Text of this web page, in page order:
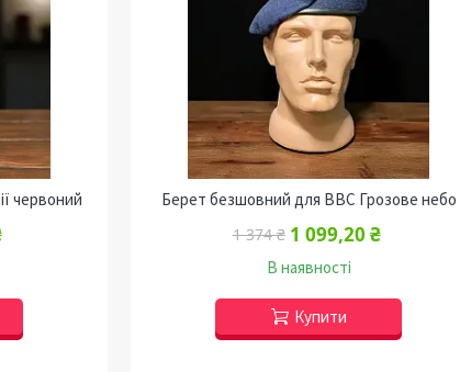
червоний
Берет безшовний для ВВС Грозове небо
1 374 ₴ 1 099,20 ₴
В наявності
Купити